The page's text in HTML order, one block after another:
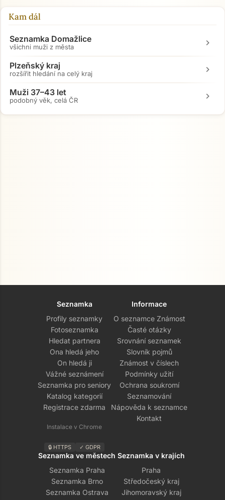
Kam dál
Seznamka Domažlice
všichni muži z města chevron_right
Plzeňský kraj
rozšířit hledání na celý kraj chevron_right
Muži 37–43 let
podobný věk, celá ČR chevron_right
Seznamka
Profily seznamky
Fotoseznamka
Hledat partnera
Ona hledá jeho
On hledá ji
Vážné seznámení
Seznamka pro seniory
Katalog kategorií
Registrace zdarma
Instalace v Chrome
🔒 HTTPS ✓ GDPR
Informace
O seznamce Známost
Časté otázky
Srovnání seznamek
Slovník pojmů
Známost v číslech
Podmínky užití
Ochrana soukromí
Seznamování
Nápověda k seznamce
Kontakt
Seznamka ve městech
Seznamka Praha
Seznamka Brno
Seznamka Ostrava
Seznamka v krajích
Praha
Středočeský kraj
Jihomoravský kraj